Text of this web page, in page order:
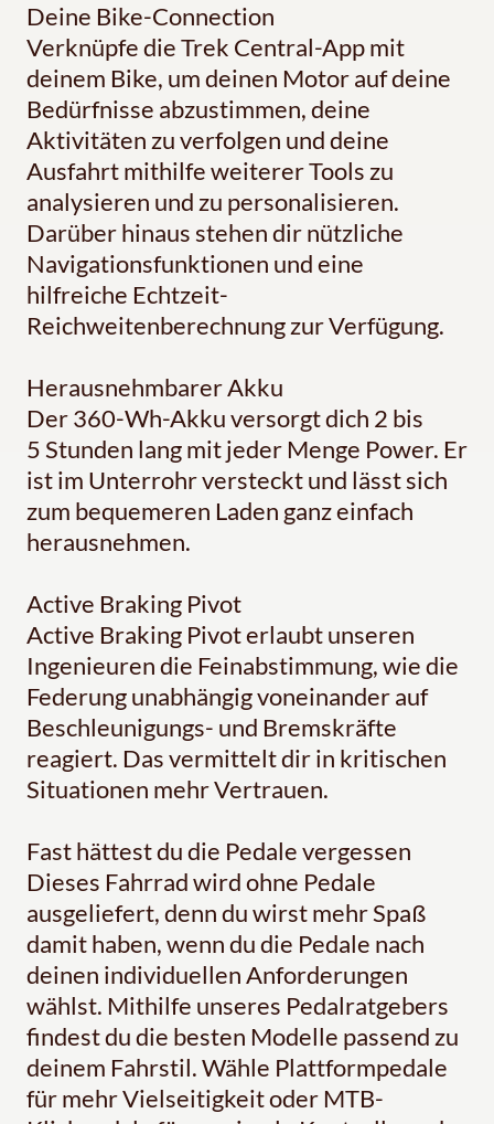
Deine Bike-Connection
Verknüpfe die Trek Central-App mit
deinem Bike, um deinen Motor auf deine
Bedürfnisse abzustimmen, deine
Aktivitäten zu verfolgen und deine
Ausfahrt mithilfe weiterer Tools zu
analysieren und zu personalisieren.
Darüber hinaus stehen dir nützliche
Navigationsfunktionen und eine
hilfreiche Echtzeit-
Reichweitenberechnung zur Verfügung.
Herausnehmbarer Akku
Der 360-Wh-Akku versorgt dich 2 bis
5 Stunden lang mit jeder Menge Power. Er
ist im Unterrohr versteckt und lässt sich
zum bequemeren Laden ganz einfach
herausnehmen.
Active Braking Pivot
Active Braking Pivot erlaubt unseren
Ingenieuren die Feinabstimmung, wie die
Federung unabhängig voneinander auf
Beschleunigungs- und Bremskräfte
reagiert. Das vermittelt dir in kritischen
Situationen mehr Vertrauen.
Fast hättest du die Pedale vergessen
Dieses Fahrrad wird ohne Pedale
ausgeliefert, denn du wirst mehr Spaß
damit haben, wenn du die Pedale nach
deinen individuellen Anforderungen
wählst. Mithilfe unseres Pedalratgebers
findest du die besten Modelle passend zu
deinem Fahrstil. Wähle Plattformpedale
für mehr Vielseitigkeit oder MTB-